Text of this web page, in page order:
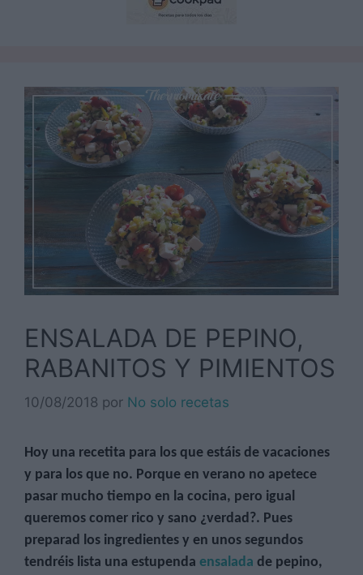
ENSALADA DE PEPINO,
RABANITOS Y PIMIENTOS
10/08/2018 por No solo recetas
Hoy una recetita para los que estáis de vacaciones
y para los que no. Porque en verano no apetece
pasar mucho tiempo en la cocina, pero igual
queremos comer rico y sano ¿verdad?. Pues
preparad los ingredientes y en unos segundos
tendréis lista una estupenda ensalada de pepino,